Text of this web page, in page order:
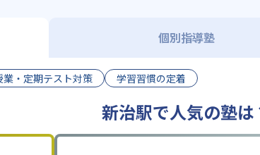
個別指導塾
業・定期テスト対策 学習習慣の定着
新治駅で人気の塾は